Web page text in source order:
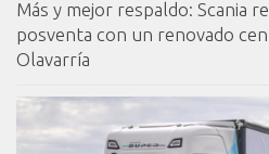
Más y mejor respaldo: Scania
posventa con un renovado
Olavarría